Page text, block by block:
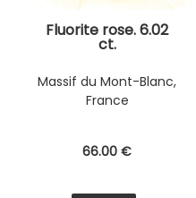
Fluorite rose. 6.02
ct.
Massif du Mont-Blanc,
France
66.00 €